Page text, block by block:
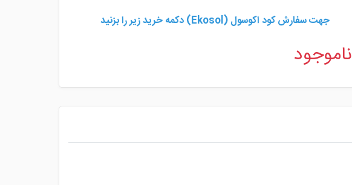
جهت سفارش کود اکوسول (Ekosol) دکمه خرید زیر را بزنید
ناموجود